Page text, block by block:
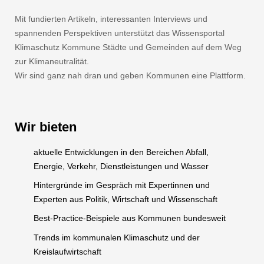
hoch3“ verlaufen. Dadurch werden neue
Stadtteile verkehrstechnisch erschlossen und
Verkehrsknotenpunkte der Stadt auf einer
Strecke von etwas mehr als zehn Kilometern
in das Stationsnetz integriert.
eine „BlueGreen City“
Bundesministerium für Umwelt, Naturschutz
und nukleare Sicherheit geförderte
Forschungsprojekt „BlueGreen City Coaching“
unterstützt Städte und Gemeinden dabei, die
Potenziale ihrer grünen und blauen
Mit fundierten Artikeln, interessanten Interviews und
spannenden Perspektiven unterstützt das Wissensportal
Klimaschutz Kommune Städte und Gemeinden auf dem Weg
zur Klimaneutralität.
Wir sind ganz nah dran und geben Kommunen eine Plattform.
Wir bieten
aktuelle Entwicklungen in den Bereichen Abfall,
Energie, Verkehr, Dienstleistungen und Wasser
Hintergründe im Gespräch mit Expertinnen und
Experten aus Politik, Wirtschaft und Wissenschaft
Best-Practice-Beispiele aus Kommunen bundesweit
Trends im kommunalen Klimaschutz und der
Kreislaufwirtschaft